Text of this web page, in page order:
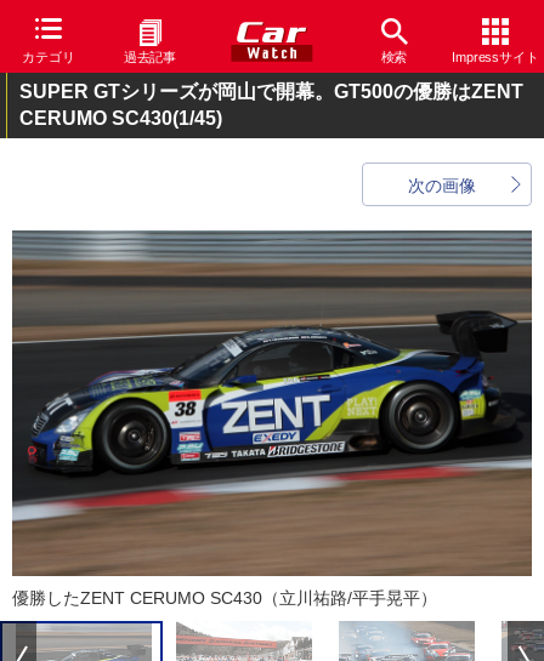
カテゴリ 過去記事 検索 Impressサイト
SUPER GTシリーズが岡山で開幕。GT500の優勝はZENT
CERUMO SC430(1/45)
次の画像
優勝したZENT CERUMO SC430（立川祐路/平手晃平）